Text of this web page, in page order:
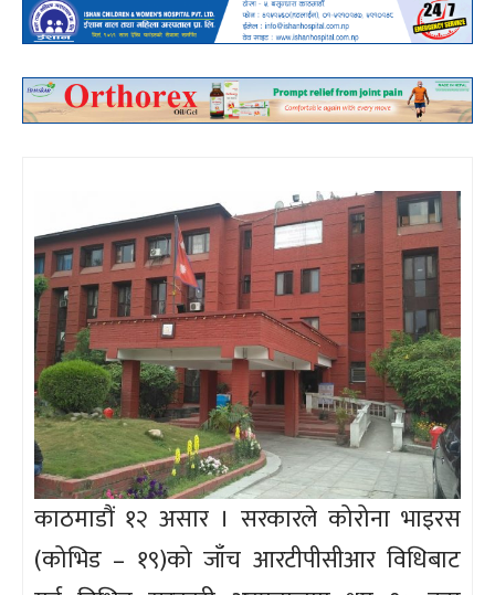
काठमाडौं १२ असार । सरकारले कोरोना भाइरस
(कोभिड – १९)को जाँच आरटीपीसीआर विधिबाट